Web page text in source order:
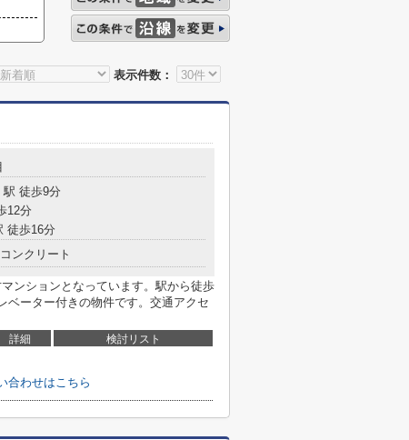
表示件数：
駅 徒歩9分
12分
徒歩16分
ンクリート
ンションとなっています。駅から徒歩
ベーター付きの物件です。交通アクセ
詳細 検討リスト
合わせはこちら